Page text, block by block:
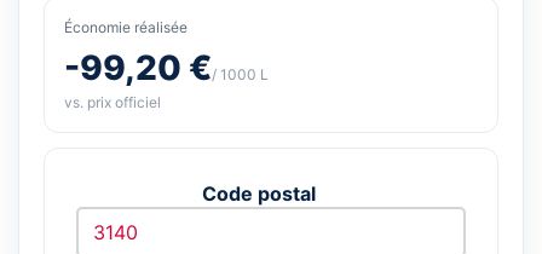
Économie réalisée
-99,20 €/ 1000 L
vs. prix officiel
Code postal